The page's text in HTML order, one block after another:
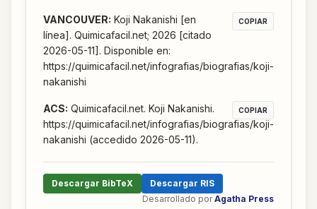
VANCOUVER: Koji Nakanishi [en
línea]. Quimicafacil.net; 2026 [citado
2026-05-11]. Disponible en:
https://quimicafacil.net/infografias/biografias/koji-
nakanishi
COPIAR
ACS: Quimicafacil.net. Koji Nakanishi.
https://quimicafacil.net/infografias/biografias/koji-
nakanishi (accedido 2026-05-11).
COPIAR
Descargar BibTeX
Descargar RIS
Desarrollado por Agatha Press